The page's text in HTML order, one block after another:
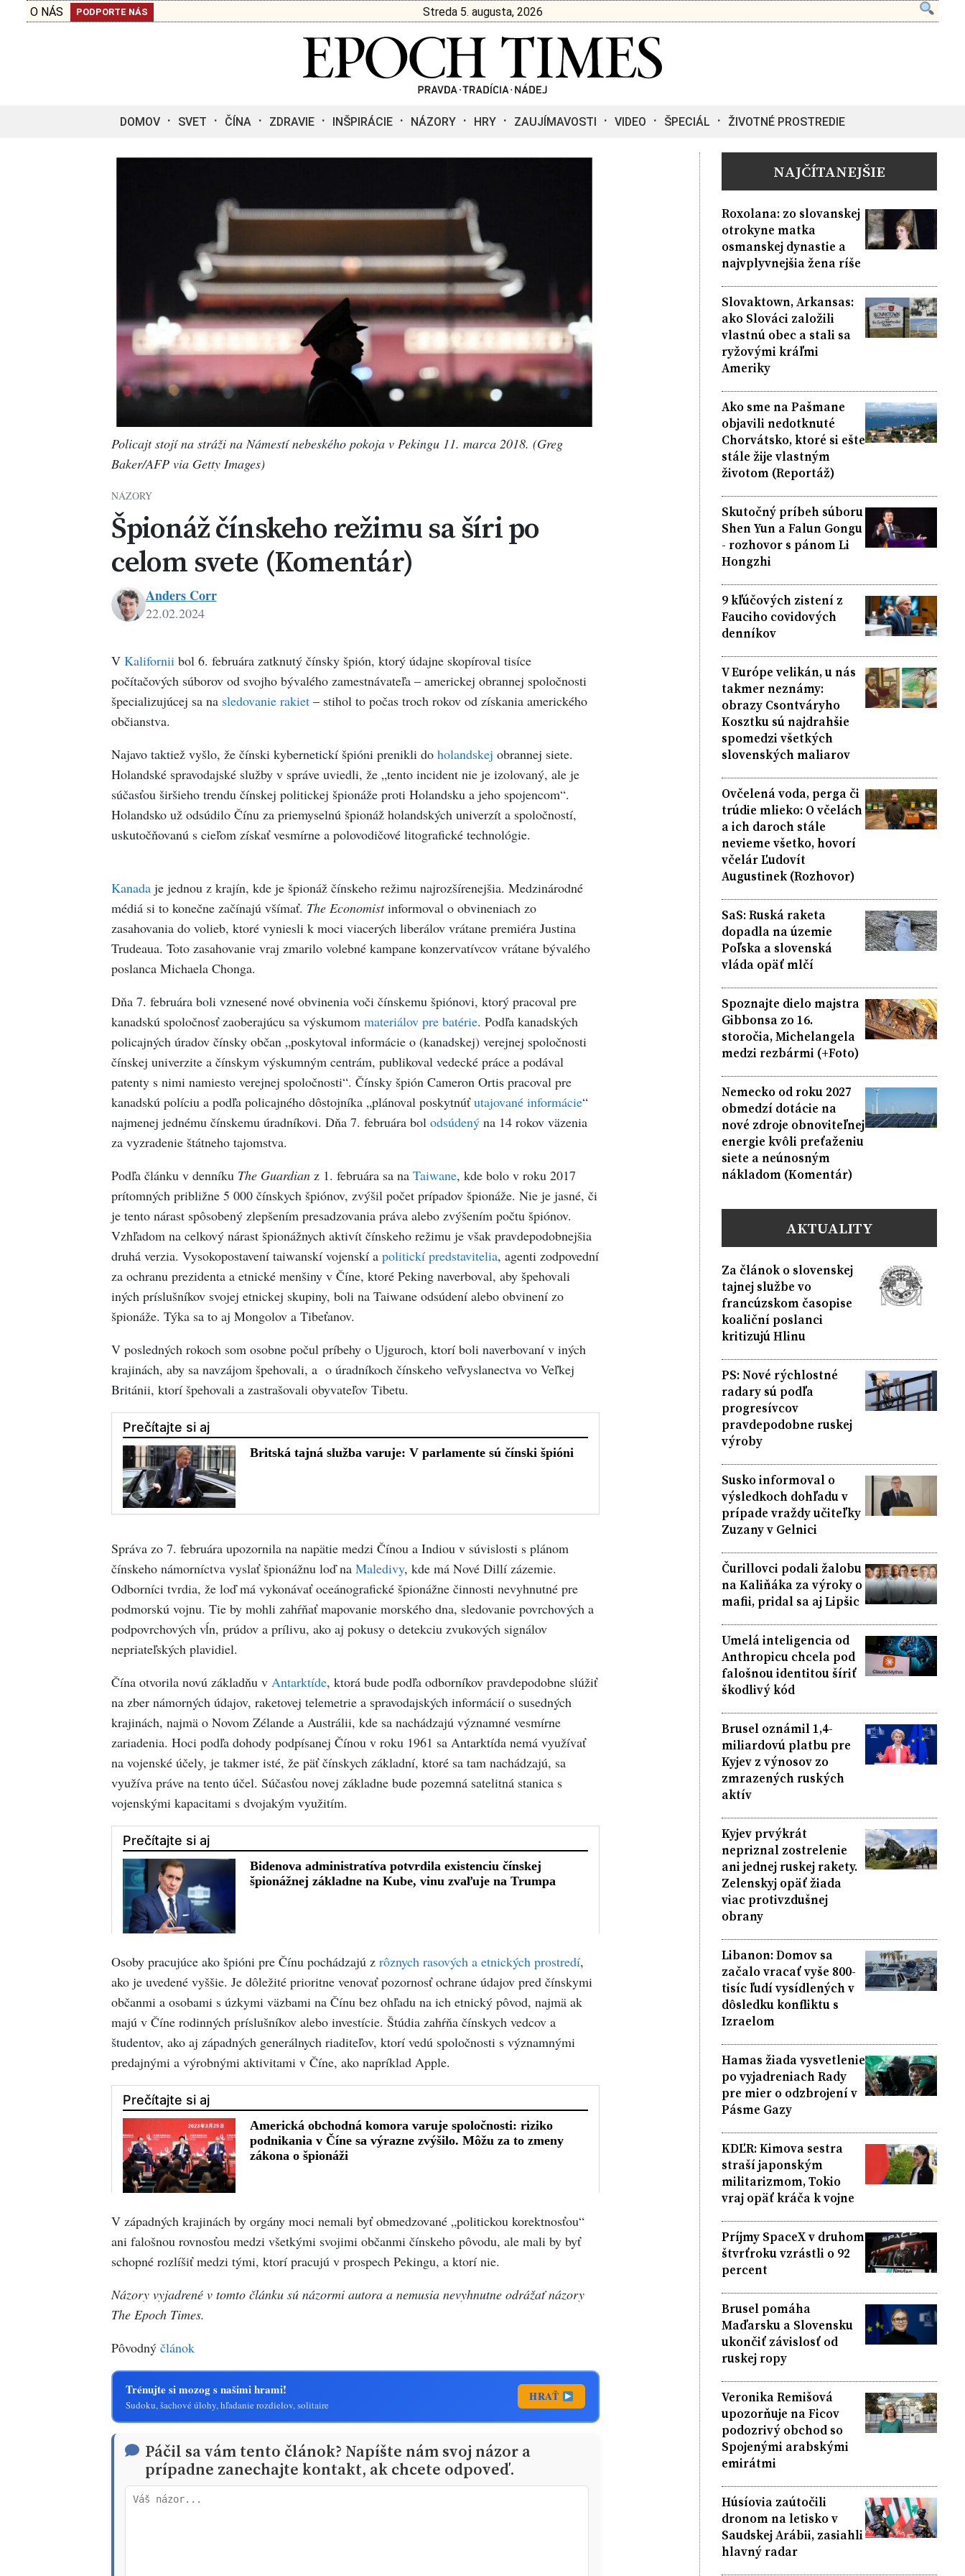
O NÁS PODPORTE NÁS Streda 5. augusta, 2026
DOMOV SVET ČÍNA ZDRAVIE INŠPIRÁCIE NÁZORY HRY ZAUJÍMAVOSTI VIDEO ŠPECIÁL ŽIVOTNÉ PROSTREDIE
Policajt stojí na stráži na Námestí nebeského pokoja v Pekingu 11. marca 2018. (Greg
Baker/AFP via Getty Images)
NÁZORY
Špionáž čínskeho režimu sa šíri po
celom svete (Komentár)
Corr
Anders Corr
22.02.2024
V Kaliforniibol 6. februára zatknutý čínsky špión, ktorý údajne skopíroval tisíce
počítačových súborov od svojho bývalého zamestnávateľa – americkej obrannej spoločnosti
špecializujúcej sa na sledovanie rakiet– stihol to počas troch rokov od získania amerického
občianstva.
Najavo taktiež vyšlo, že čínski kybernetickí špióni prenikli do holandskej obrannej siete.
Holandské spravodajské služby v správe uviedli, že „tento incident nie je izolovaný, ale je
súčasťou širšieho trendu čínskej politickej špionáže proti Holandsku a jeho spojencom“.
Holandsko už odsúdilo Čínu za priemyselnú špionáž holandských univerzít a spoločností,
uskutočňovanú s cieľom získať vesmírne a polovodičové litografické technológie.
Kanadaje jednou z krajín, kde je špionáž čínskeho režimu najrozšírenejšia. Medzinárodné
médiá si to konečne začínajú všímať. The Economistinformoval o obvineniach zo
zasahovania do volieb, ktoré vyniesli k moci viacerých liberálov vrátane premiéra Justina
Trudeaua. Toto zasahovanie vraj zmarilo volebné kampane konzervatívcov vrátane bývalého
poslanca Michaela Chonga.
Dňa 7. februára boli vznesené nové obvinenia voči čínskemu špiónovi, ktorý pracoval pre
kanadskú spoločnosť zaoberajúcu sa výskumom materiálov pre batérie. Podľa kanadských
policajných úradov čínsky občan „poskytoval informácie o (kanadskej) verejnej spoločnosti
čínskej univerzite a čínskym výskumným centrám, publikoval vedecké práce a podával
patenty s nimi namiesto verejnej spoločnosti“. Čínsky špión Cameron Ortis pracoval pre
kanadskú políciu a podľa policajného dôstojníka „plánoval poskytnúťutajované informácie“
najmenej jednému čínskemu úradníkovi. Dňa 7. februára bol odsúdenýna 14 rokov väzenia
za vyzradenie štátneho tajomstva.
Podľa článku v denníkuThe Guardianz 1. februára sa na Taiwane, kde bolo v roku 2017
prítomných približne 5 000 čínskych špiónov, zvýšil počet prípadov špionáže. Nie je jasné, či
je tento nárast spôsobený zlepšením presadzovania práva alebo zvýšením počtu špiónov.
Vzhľadom na celkový nárast špionážnych aktivít čínskeho režimu je však pravdepodobnejšia
druhá verzia. Vysokopostavení taiwanskí vojenskí a politickí predstavitelia, agenti zodpovední
za ochranu prezidenta a etnické menšiny v Číne, ktoré Peking naverboval, aby špehovali
iných príslušníkov svojej etnickej skupiny, boli na Taiwane odsúdení alebo obvinení zo
špionáže. Týka sa to aj Mongolov a Tibeťanov.
V posledných rokoch som osobne počul príbehy o Ujguroch, ktorí boli naverbovaní v iných
krajinách, aby sa navzájom špehovali, a o úradníkoch čínskeho veľvyslanectva vo Veľkej
Británii, ktorí špehovali a zastrašovali obyvateľov Tibetu.
Správa zo 7. februára upozornila na napätie medzi Čínou a Indiou v súvislosti s plánom
čínskeho námorníctva vyslať špionážnu loď na Maledivy, kde má Nové Dillí zázemie.
Odborníci tvrdia, že loď má vykonávať oceánografické špionážne činnosti nevyhnutné pre
podmorskú vojnu. Tie by mohli zahŕňať mapovanie morského dna, sledovanie povrchových a
podpovrchových vĺn, prúdov a prílivu, ako aj pokusy o detekciu zvukových signálov
nepriateľských plavidiel.
Čína otvorila novú základňu v Antarktíde, ktorá bude podľa odborníkov pravdepodobne slúžiť
na zber námorných údajov, raketovej telemetrie a spravodajských informácií o susedných
krajinách, najmä o Novom Zélande a Austrálii, kde sa nachádzajú významné vesmírne
zariadenia. Hoci podľa dohody podpísanej Čínou v roku 1961 sa Antarktída nemá využívať
na vojenské účely, je takmer isté, že päť čínskych základní, ktoré sa tam nachádzajú, sa
využíva práve na tento účel. Súčasťou novej základne bude pozemná satelitná stanica s
vojenskými kapacitami s dvojakým využitím.
Osoby pracujúce ako špióni pre Čínu pochádzajú z rôznych rasových a etnických prostredí,
ako je uvedené vyššie. Je dôležité prioritne venovať pozornosť ochrane údajov pred čínskymi
občanmi a osobami s úzkymi väzbami na Čínu bez ohľadu na ich etnický pôvod, najmä ak
majú v Číne rodinných príslušníkov alebo investície. Štúdia zahŕňa čínskych vedcov a
študentov, ako aj západných generálnych riaditeľov, ktorí vedú spoločnosti s významnými
predajnými a výrobnými aktivitami v Číne, ako napríklad Apple.
V západných krajinách by orgány moci nemali byť obmedzované „politickou korektnosťou“
ani falošnou rovnosťou medzi všetkými svojimi občanmi čínskeho pôvodu, ale mali by byť
schopné rozlíšiť medzi tými, ktorí pracujú v prospech Pekingu, a ktorí nie.
Názory vyjadrené v tomto článku sú názormi autora a nemusia nevyhnutne odrážať názory
The Epoch Times.
Pôvodný článok
Trénujte si mozog s našimi hrami!
Sudoku, šachové úlohy, hľadanie rozdielov, solitaire
HRAŤ
Páčil sa vám tento článok? Napíšte nám svoj názor a
prípadne zanechajte kontakt, ak chcete odpoveď.
NAJČÍTANEJŠIE
Roxolana: zo slovanskej
otrokyne matka
osmanskej dynastie a
najvplyvnejšia žena ríše
Slovaktown, Arkansas:
ako Slováci založili
vlastnú obec a stali sa
ryžovými kráľmi
Ameriky
Ako sme na Pašmane
objavili nedotknuté
Chorvátsko, ktoré si ešte
stále žije vlastným
životom (Reportáž)
Skutočný príbeh súboru
Shen Yun a Falun Gongu
- rozhovor s pánom Li
Hongzhi
9 kľúčových zistení z
Fauciho covidových
denníkov
V Európe velikán, u nás
takmer neznámy:
obrazy Csontváryho
Kosztku sú najdrahšie
spomedzi všetkých
slovenských maliarov
Ovčelená voda, perga či
trúdie mlieko: O včelách
a ich daroch stále
nevieme všetko, hovorí
včelár Ľudovít
Augustinek (Rozhovor)
SaS: Ruská raketa
dopadla na územie
Poľska a slovenská
vláda opäť mlčí
Spoznajte dielo majstra
Gibbonsa zo 16.
storočia, Michelangela
medzi rezbármi (+Foto)
Nemecko od roku 2027
obmedzí dotácie na
nové zdroje obnoviteľnej
energie kvôli preťaženiu
siete a neúnosným
nákladom (Komentár)
AKTUALITY
Za článok o slovenskej
tajnej službe vo
francúzskom časopise
koaliční poslanci
kritizujú Hlinu
PS: Nové rýchlostné
radary sú podľa
progresívcov
pravdepodobne ruskej
výroby
Susko informoval o
výsledkoch dohľadu v
prípade vraždy učiteľky
Zuzany v Gelnici
Čurillovci podali žalobu
na Kaliňáka za výroky o
mafii, pridal sa aj Lipšic
Umelá inteligencia od
Anthropicu chcela pod
falošnou identitou šíriť
škodlivý kód
Brusel oznámil 1,4-
miliardovú platbu pre
Kyjev z výnosov zo
zmrazených ruských
aktív
Kyjev prvýkrát
nepriznal zostrelenie
ani jednej ruskej rakety.
Zelenskyj opäť žiada
viac protivzdušnej
obrany
Libanon: Domov sa
začalo vracať vyše 800-
tisíc ľudí vysídlených v
dôsledku konfliktu s
Izraelom
Hamas žiada vysvetlenie
po vyjadreniach Rady
pre mier o odzbrojení v
Pásme Gazy
KDĽR: Kimova sestra
straší japonským
militarizmom, Tokio
vraj opäť kráča k vojne
Príjmy SpaceX v druhom
štvrťroku vzrástli o 92
percent
Brusel pomáha
Maďarsku a Slovensku
ukončiť závislosť od
ruskej ropy
Veronika Remišová
upozorňuje na Ficov
podozrivý obchod so
Spojenými arabskými
emirátmi
Húsíovia zaútočili
dronom na letisko v
Saudskej Arábii, zasiahli
hlavný radar